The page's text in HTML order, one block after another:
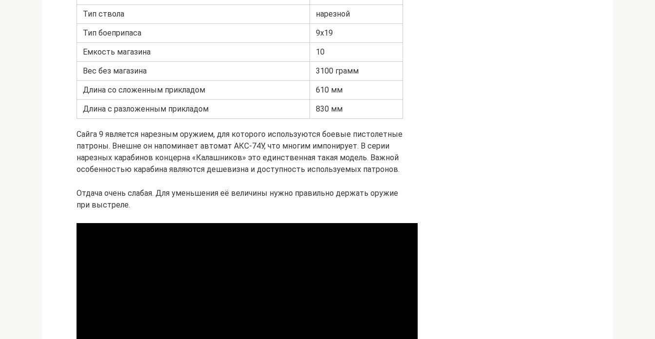
Тип ствола нарезной
Тип боеприпаса 9х19
Емкость магазина 10
Вес без магазина 3100 грамм
Длина со сложенным прикладом 610 мм
Длина с разложенным прикладом 830 мм
Сайга 9 является нарезным оружием, для которого используются боевые пистолетные
патроны. Внешне он напоминает автомат АКС-74У, что многим импонирует. В серии
нарезных карабинов концерна «Калашников» это единственная такая модель. Важной
особенностью карабина являются дешевизна и доступность используемых патронов.
Отдача очень слабая. Для уменьшения её величины нужно правильно держать оружие
при выстреле.